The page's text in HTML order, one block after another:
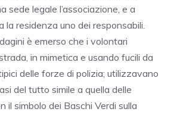
sede legale l’associazione, e a
la residenza uno dei responsabili.
è emerso che i volontari
in mimetica e usando fucili da
delle forze di polizia; utilizzavano
del tutto simile a quella delle
il simbolo dei Baschi Verdi sulla